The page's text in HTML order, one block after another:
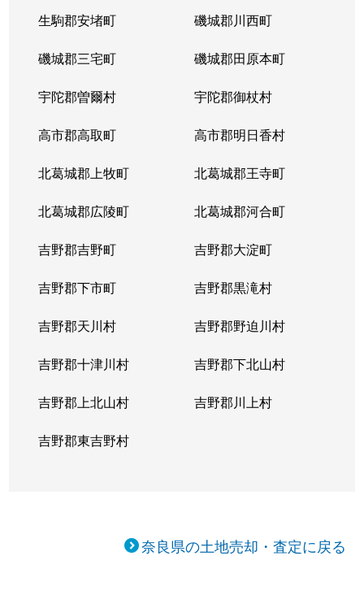
生駒郡安堵町 磯城郡川西町
磯城郡三宅町 磯城郡田原本町
宇陀郡曽爾村 宇陀郡御杖村
高市郡高取町 高市郡明日香村
北葛城郡上牧町 北葛城郡王寺町
北葛城郡広陵町 北葛城郡河合町
吉野郡吉野町 吉野郡大淀町
吉野郡下市町 吉野郡黒滝村
吉野郡天川村 吉野郡野迫川村
吉野郡十津川村 吉野郡下北山村
吉野郡上北山村 吉野郡川上村
吉野郡東吉野村
奈良県の土地売却・査定に戻る